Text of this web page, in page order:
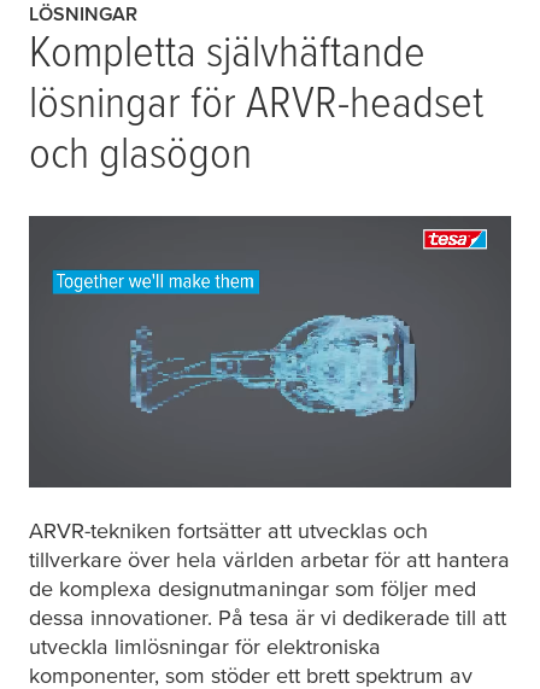
LÖSNINGAR
Kompletta självhäftande
lösningar för ARVR-headset
och glasögon
ARVR-tekniken fortsätter att utvecklas och
tillverkare över hela världen arbetar för att hantera
de komplexa designutmaningar som följer med
dessa innovationer. På tesa är vi dedikerade till att
utveckla limlösningar för elektroniska
komponenter, som stöder ett brett spektrum av